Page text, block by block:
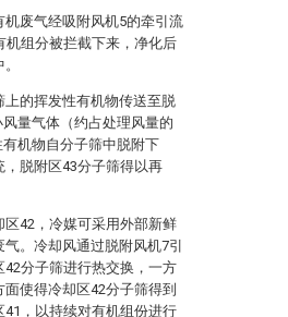
废气经吸附风机5的牵引流
机组分被拦截下来，净化后
的挥发性有机物传送至脱
量气体（约占处理风量的
机物自分子筛中脱附下
脱附区43分子筛得以再
42，冷媒可采用外部新鲜
。冷却风通过脱附风机7引
分子筛进行热交换，一方
使得冷却区42分子筛得到
，以持续对有机组份进行